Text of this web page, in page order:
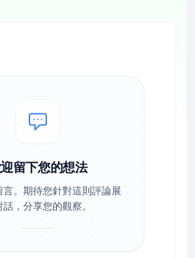
留下您的想法
言。期待您針對這則評論展
話，分享您的觀察。